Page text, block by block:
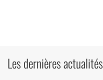
Les dernières actualités